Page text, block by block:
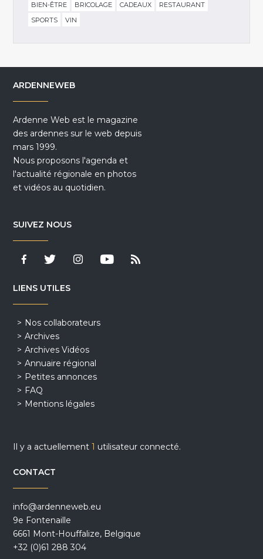
BIEN-ÊTRE
BRICOLAGE CADEAUX
RESTAURANT
SPORTS
VIN
ARDENNEWEB
Ardenne Web est le magazine
des ardennes sur le web depuis
mars 1999.
Nous proposons l'agenda et
l'actualité régionale en photos
et vidéos au quotidien.
SUIVEZ NOUS
LIENS UTILES
Nos collaborateurs
Archives
Archives Vidéos
Annuaire régional
Petites annonces
FAQ
Mentions légales
Il y a actuellement1 utilisateur connecté.
CONTACT
info@ardenneweb.eu
9e Fontenaille
6661 Mont-Houffalize, Belgique
+32 (0)61 288 304